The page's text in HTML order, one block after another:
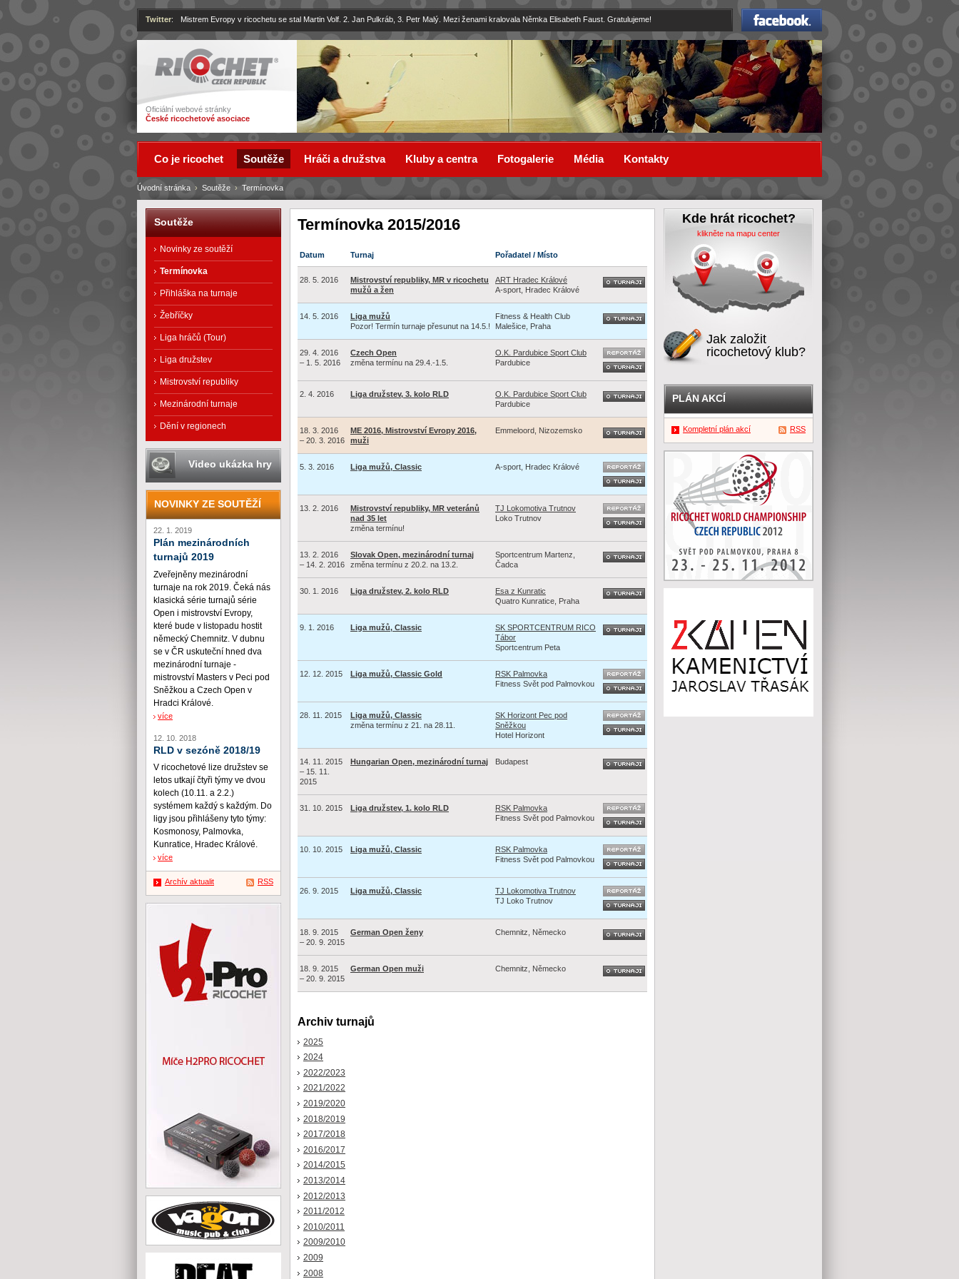
Ricochet
Oficiální webové stránky
České ricochetové asociace
Facebook
Twitter: Mistrem Evropy v ricochetu se stal Martin Volf. 2. Jan Pulkráb, 3. Petr Malý. Mezi ženami kralovala Němka Elisabeth Faust. Gratulujeme!
Termínovka 2015/2016
Datum Turnaj Pořadatel / Místo
28. 5. 2016
Mistrovství republiky, MR v ricochetu
mužů a žen
ART Hradec Králové
A-sport, Hradec Králové
14. 5. 2016
Liga mužů
Pozor! Termín turnaje přesunut na 14.5.!
Fitness & Health Club
Malešice, Praha
29. 4. 2016
– 1. 5. 2016
Czech Open
změna termínu na 29.4.-1.5.
O.K. Pardubice Sport Club
Pardubice
2. 4. 2016 Liga družstev, 3. kolo RLD
O.K. Pardubice Sport Club
Pardubice
18. 3. 2016
– 20. 3. 2016
ME 2016, Mistrovství Evropy 2016,
muži
Emmeloord, Nizozemsko
5. 3. 2016 Liga mužů, Classic A-sport, Hradec Králové
13. 2. 2016
Mistrovství republiky, MR veteránů
nad 35 let
změna termínu!
TJ Lokomotiva Trutnov
Loko Trutnov
13. 2. 2016
– 14. 2. 2016
Slovak Open, mezinárodní turnaj
změna termínu z 20.2. na 13.2.
Sportcentrum Martenz,
Čadca
30. 1. 2016 Liga družstev, 2. kolo RLD
Esa z Kunratic
Quatro Kunratice, Praha
9. 1. 2016 Liga mužů, Classic
SK SPORTCENTRUM RICO
Tábor
Sportcentrum Peta
12. 12. 2015 Liga mužů, Classic Gold
RSK Palmovka
Fitness Svět pod Palmovkou
28. 11. 2015
Liga mužů, Classic
změna termínu z 21. na 28.11.
SK Horizont Pec pod
Sněžkou
Hotel Horizont
14. 11. 2015
– 15. 11.
2015
Hungarian Open, mezinárodní turnaj Budapest
31. 10. 2015 Liga družstev, 1. kolo RLD
RSK Palmovka
Fitness Svět pod Palmovkou
10. 10. 2015 Liga mužů, Classic
RSK Palmovka
Fitness Svět pod Palmovkou
26. 9. 2015 Liga mužů, Classic
TJ Lokomotiva Trutnov
TJ Loko Trutnov
18. 9. 2015
– 20. 9. 2015
German Open ženy Chemnitz, Německo
18. 9. 2015
– 20. 9. 2015
German Open muži Chemnitz, Německo
Archiv turnajů
2025
2024
2022/2023
2021/2022
2019/2020
2018/2019
2017/2018
2016/2017
2014/2015
2013/2014
2012/2013
2011/2012
2010/2011
2009/2010
2009
2008
Úvodní stránka › Soutěže › Termínovka
Co je ricochet Soutěže Hráči a družstva Kluby a centra Fotogalerie Média Kontakty
Soutěže
Novinky ze soutěží
Termínovka
Přihláška na turnaje
Žebříčky
Liga hráčů (Tour)
Liga družstev
Mistrovství republiky
Mezinárodní turnaje
Dění v regionech
Video ukázka hry
NOVINKY ZE SOUTĚŽÍ
22. 1. 2019
Plán mezinárodních
turnajů 2019
Zveřejněny mezinárodní
turnaje na rok 2019. Čeká nás
klasická série turnajů série
Open i mistrovství Evropy,
které bude v listopadu hostit
německý Chemnitz. V dubnu
se v ČR uskuteční hned dva
mezinárodní turnaje -
mistrovství Masters v Peci pod
Sněžkou a Czech Open v
Hradci Králové.
více
12. 10. 2018
RLD v sezóně 2018/19
V ricochetové lize družstev se
letos utkají čtyři týmy ve dvou
kolech (10.11. a 2.2.)
systémem každý s každým. Do
ligy jsou přihlášeny tyto týmy:
Kosmonosy, Palmovka,
Kunratice, Hradec Králové.
více
Archív aktualit RSS
Kde hrát ricochet?
klikněte na mapu center
Jak založit
ricochetový klub?
PLÁN AKCÍ
Kompletní plán akcí RSS